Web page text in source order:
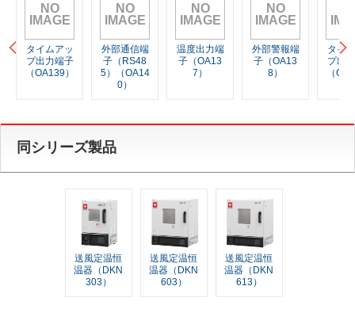
NO
IMAGE
タイムアッ
プ出力端子
（OA139）
NO
IMAGE
外部通信端
子（RS48
5）（OA14
0）
NO
IMAGE
温度出力端
子（OA13
7）
NO
IMAGE
外部警報端
子（OA13
8）
タイ
プ出
（
同シリーズ製品
送風定温恒
温器（DKN
303）
送風定温恒
温器（DKN
603）
送風定温恒
温器（DKN
613）